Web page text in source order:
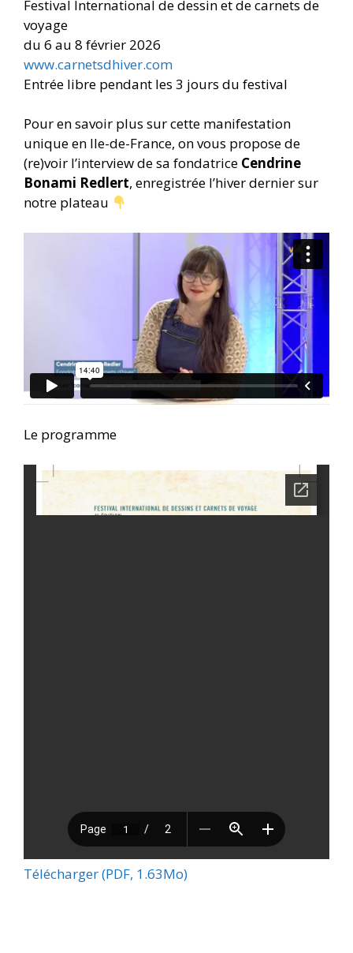
Festival International de dessin et de carnets de
voyage
du 6 au 8 février 2026
www.carnetsdhiver.com
Entrée libre pendant les 3 jours du festival
Pour en savoir plus sur cette manifestation
unique en Ile-de-France, on vous propose de
(re)voir l’interview de sa fondatrice Cendrine
Bonami Redlert, enregistrée l’hiver dernier sur
notre plateau
Le programme
Télécharger (PDF, 1.63Mo)